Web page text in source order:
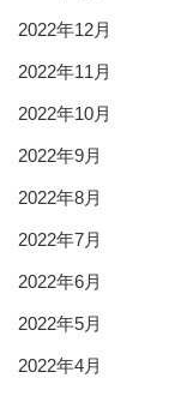
2022年12月
2022年11月
2022年10月
2022年9月
2022年8月
2022年7月
2022年6月
2022年5月
2022年4月